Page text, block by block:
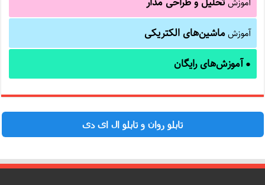
آموزشماشین‌های الکتریکی
●آموزش‌های رایگان
تابلو روان و تابلو ال ای دی